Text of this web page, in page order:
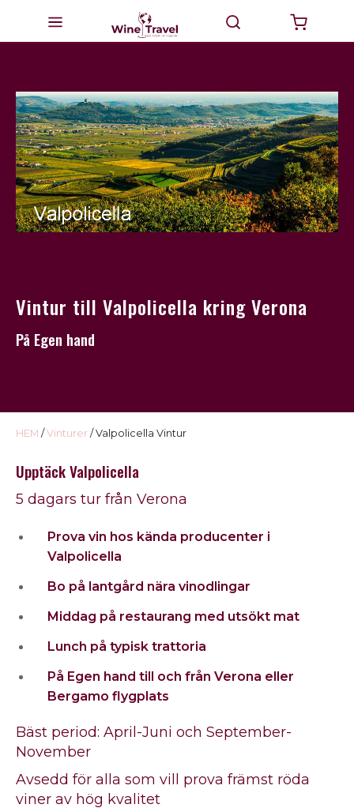
Milano
Valtellina
Italien
Vinturer
Omdöme
Vintur till Valpolicella kring Verona
På Egen hand
HEM / Vinturer / Valpolicella Vintur
Upptäck Valpolicella
5 dagars tur från Verona
Prova vin hos kända producenter i
Valpolicella
Bo på lantgård nära vinodlingar
Middag på restaurang med utsökt mat
Lunch på typisk trattoria
På Egen hand till och från Verona eller
Bergamo flygplats
Bäst period: April-Juni och September-
November
Avsedd för alla som vill prova främst röda
viner av hög kvalitet